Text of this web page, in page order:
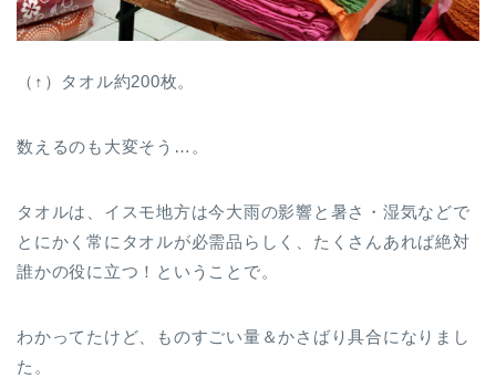
（↑）タオル約200枚。
数えるのも大変そう…。
タオルは、イスモ地方は今大雨の影響と暑さ・湿気などで
とにかく常にタオルが必需品らしく、たくさんあれば絶対
誰かの役に立つ！ということで。
わかってたけど、ものすごい量＆かさばり具合になりまし
た。